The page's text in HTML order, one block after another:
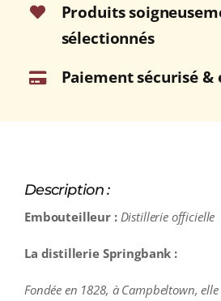
Produits
sélectionnés
Paiement sécurisé &
Description :
Embouteilleur : Distillerie officielle
La distillerie Springbank :
Fondée en 1828, à Campbeltown,